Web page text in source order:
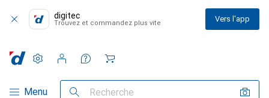
digitec
Trouvez et commandez plus vite Vers l'app
Navigation par catégorie
Menu Recherche
Paramètres
Compte client
Listes de comparaison
Listes d'envies
Panier